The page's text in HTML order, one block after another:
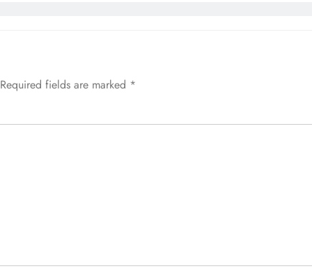
Required fields are marked *